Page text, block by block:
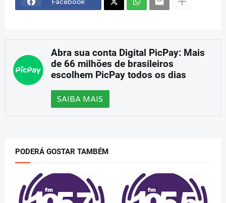
Abra sua conta Digital PicPay: Mais
de 66 milhões de brasileiros
escolhem PicPay todos os dias
SAIBA MAIS
PODERÁ GOSTAR TAMBÉM